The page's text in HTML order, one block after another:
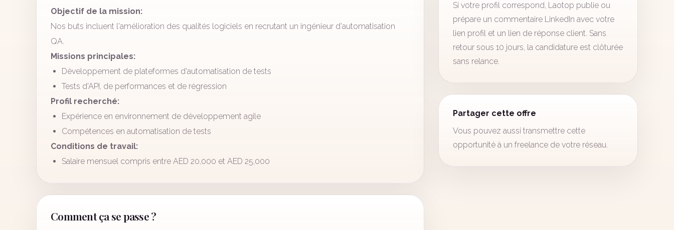
Objectif de la mission:
Nos buts incluent l'amélioration des qualités logiciels en recrutant un ingénieur d'automatisation
QA.
Missions principales:
Développement de plateformes d'automatisation de tests
Tests d'API, de performances et de régression
Profil recherché:
Expérience en environnement de développement agile
Compétences en automatisation de tests
Conditions de travail:
Salaire mensuel compris entre AED 20,000 et AED 25,000
Comment ça se passe ?
Si votre profil correspond, Laotop publie ou
prépare un commentaire LinkedIn avec votre
lien profil et un lien de réponse client. Sans
retour sous 10 jours, la candidature est clôturée
sans relance.
Partager cette offre
Vous pouvez aussi transmettre cette
opportunité à un freelance de votre réseau.